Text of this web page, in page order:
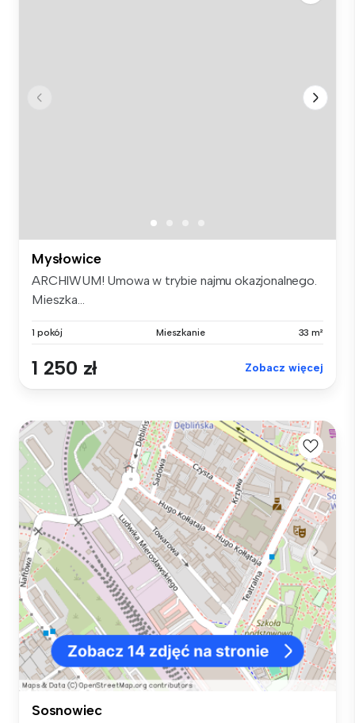
Mysłowice
ARCHIWUM! Umowa w trybie najmu okazjonalnego.
Mieszka...
1 pokój Mieszkanie 33 m²
1 250 zł Zobacz więcej
Sosnowiec